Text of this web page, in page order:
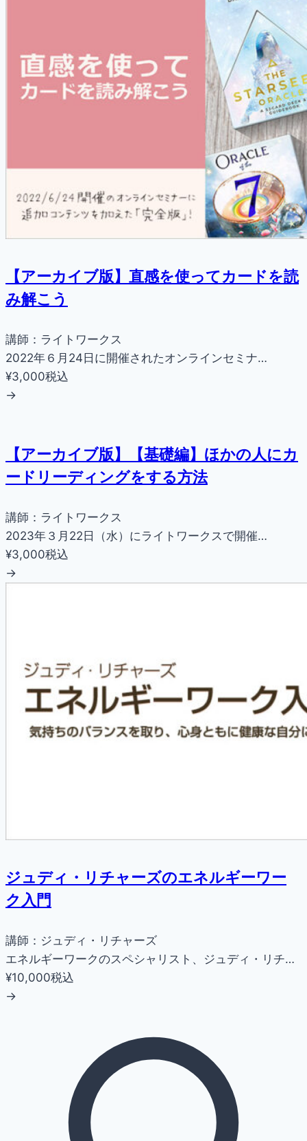
【アーカイブ版】直感を使ってカードを読
み解こう
講師：ライトワークス
2022年６月24日に開催されたオンラインセミナ…
¥3,000税込
→
【アーカイブ版】【基礎編】ほかの人にカ
ードリーディングをする方法
講師：ライトワークス
2023年３月22日（水）にライトワークスで開催…
¥3,000税込
→
ジュディ・リチャーズのエネルギーワー
ク入門
講師：ジュディ・リチャーズ
エネルギーワークのスペシャリスト、ジュディ・リチ…
¥10,000税込
→